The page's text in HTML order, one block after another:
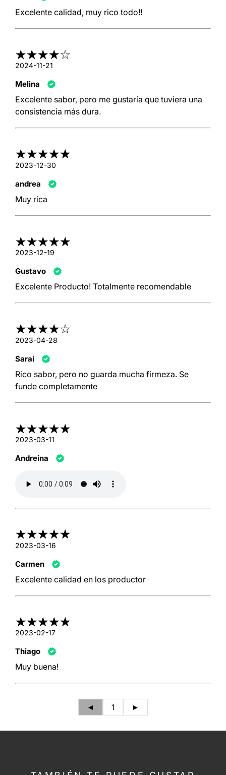
Excelente calidad, muy rico todo!!
2024-11-21
Melina
Excelente sabor, pero me gustaría que tuviera una
consistencia más dura.
2023-12-30
andrea
Muy rica
2023-12-19
Gustavo
Excelente Producto! Totalmente recomendable
2023-04-28
Sarai
Rico sabor, pero no guarda mucha firmeza. Se
funde completamente
2023-03-11
Andreina
2023-03-16
Carmen
Excelente calidad en los productor
2023-02-17
Thiago
Muy buena!
◄ 1 ►